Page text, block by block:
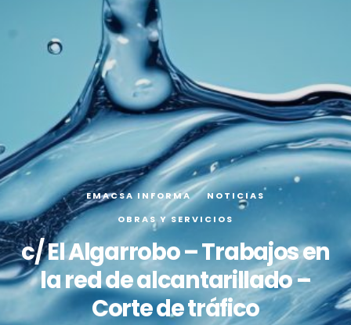
EMACSA INFORMA
NOTICIAS
OBRAS Y SERVICIOS
c/ El Algarrobo – Trabajos en
la red de alcantarillado –
Corte de tráfico